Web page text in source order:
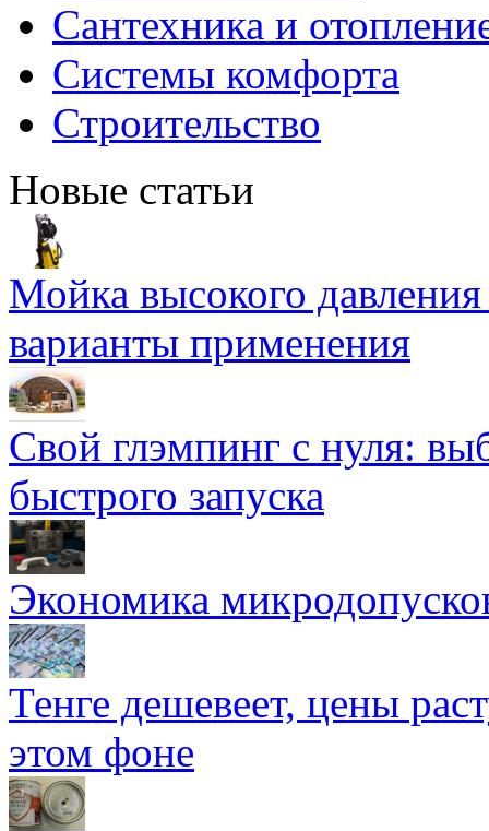
Сантехника и
Системы комфорта
Строительство
Новые статьи
Мойка высокого
варианты применения
Свой глэмпинг с нуля:
быстрого запуска
Экономика
Тенге дешевеет, цены
этом фоне